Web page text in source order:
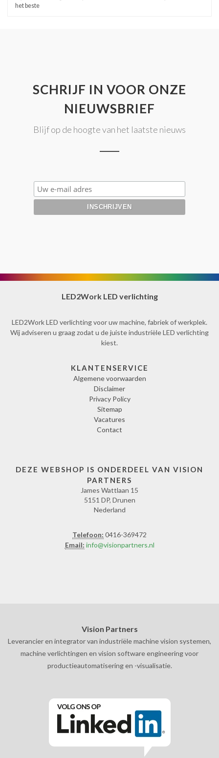
het beste
SCHRIJF IN VOOR ONZE
NIEUWSBRIEF
Blijf op de hoogte van het laatste nieuws
LED2Work LED verlichting
LED2Work LED verlichting voor uw machine, fabriek of werkplek.
Wij adviseren u graag zodat u de juiste industriële LED verlichting
kiest.
KLANTENSERVICE
Algemene voorwaarden
Disclaimer
Privacy Policy
Sitemap
Vacatures
Contact
DEZE WEBSHOP IS ONDERDEEL VAN VISION
PARTNERS
James Wattlaan 15
5151 DP, Drunen
Nederland
Telefoon: 0416-369472
Email: info@visionpartners.nl
Vision Partners
Leverancier en integrator van industriële machine vision systemen,
machine verlichtingen en vision software engineering voor
productieautomatisering en -visualisatie.